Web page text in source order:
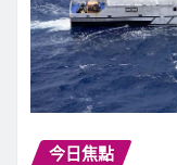
今日焦點